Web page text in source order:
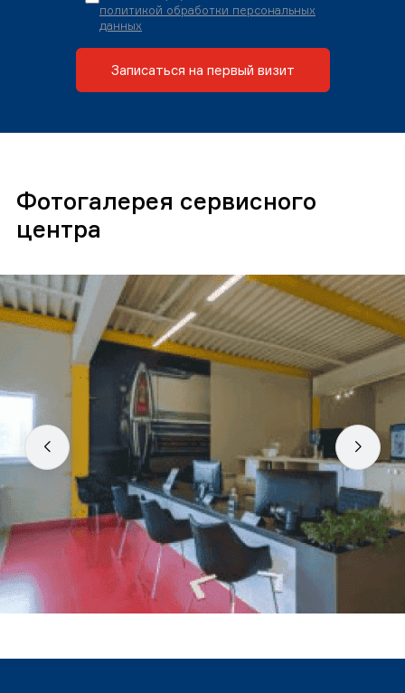
политикой обработки персональных
данных
Записаться на первый визит
Фотогалерея сервисного
центра